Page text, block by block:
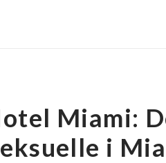
Miami:
i